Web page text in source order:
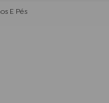
E Pés